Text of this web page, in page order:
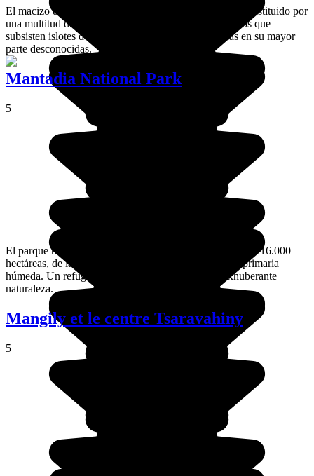
El macizo de Makay es un increíble santuario natural constituido por
una multitud de cañones formados por la erosión, en los que
subsisten islotes de vegetación que albergan especias en su mayor
parte desconocidas.
Mantadia National Park
5
El parque nacional de Andasibe-Mantadia ocupa ma´s de 16.000
hectáreas, de las que el 80% están cubiertas por selva primaria
húmeda. Un refugio para el florecimiento de una exhuberante
naturaleza.
Mangily et le centre Tsaravahiny
5